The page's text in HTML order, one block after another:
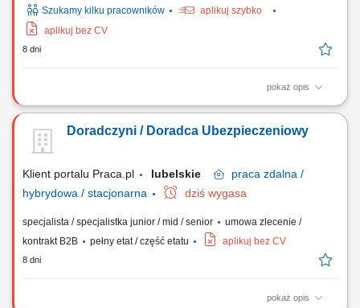
Szukamy kilku pracowników
aplikuj szybko
aplikuj bez CV
8 dni
pokaż opis
Twój zakres obowiązków: Będziesz aktywnie poszukiwać nowych
życie, majątkowe, grupowe). Będziesz przygotowywać oferty
ubezpieczeniowe i prowadzić spotkania z klientami. Twoim zadaniem
Doradczyni / Doradca Ubezpieczeniowy
Klient portalu Praca.pl lubelskie praca zdalna /
hybrydowa / stacjonarna
dziś wygasa
specjalista / specjalistka junior / mid / senior
umowa zlecenie /
kontrakt B2B
pełny etat / część etatu aplikuj bez CV
8 dni
pokaż opis